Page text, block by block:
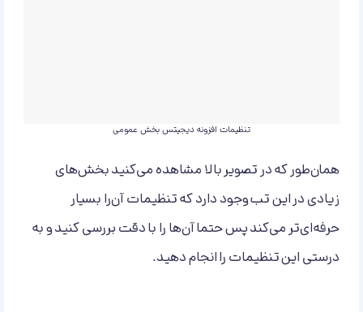
تنظیمات افزونه دیجیتس بخش عمومی
همان‌طور که در تصویر بالا مشاهده می‌کنید بخش‌های
زیادی در این تب وجود دارد که تنظیمات آن‌را بسیار
حرفه‌ای‌تر می‌کند پس حتما آن‌ها را با دقت بررسی کنید و به
درستی این تنظیمات را انجام دهید.